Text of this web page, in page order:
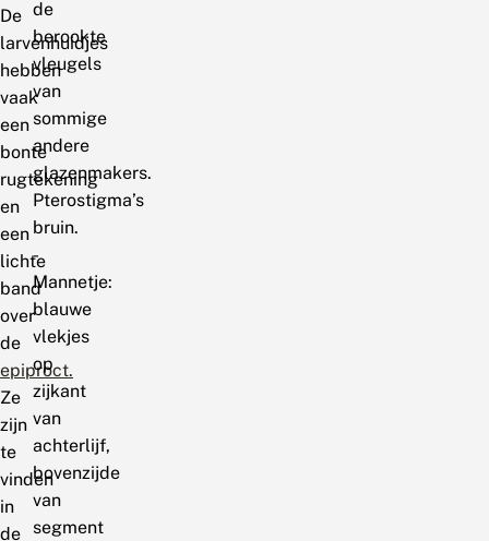
De
larvenhuidjes
hebben
vaak
een
bonte
rugtekening
en
een
lichte
band
over
de
epiproct.
Ze
zijn
te
vinden
in
de
de
berookte
vleugels
van
sommige
andere
glazenmakers.
Pterostigma’s
bruin.
-
Mannetje:
blauwe
vlekjes
op
zijkant
van
achterlijf,
bovenzijde
van
segment